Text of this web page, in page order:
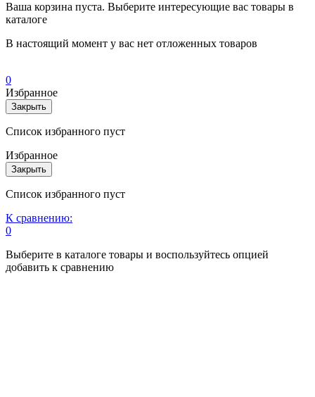
Ваша корзина пуста. Выберите интересующие вас товары в
каталоге
В настоящий момент у вас нет отложенных товаров
0
Избранное
Закрыть
Список избранного пуст
Избранное
Закрыть
Список избранного пуст
К сравнению:
0
Выберите в каталоге товары и воспользуйтесь опцией
добавить к сравнению